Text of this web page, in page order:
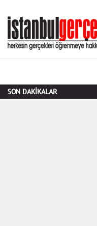
SON DAKİKALAR